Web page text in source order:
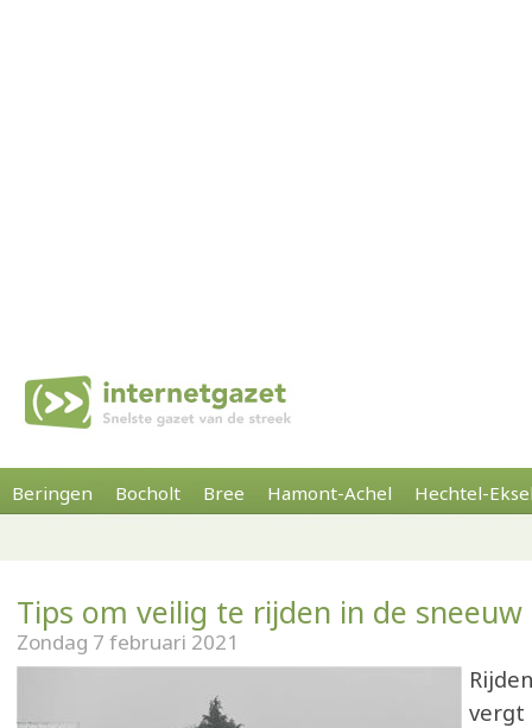
Beringen Bocholt Bree Hamont-Achel Hechtel-
Tips om veilig te rijden in de sneeuw
Zondag 7 februari 2021
vergt